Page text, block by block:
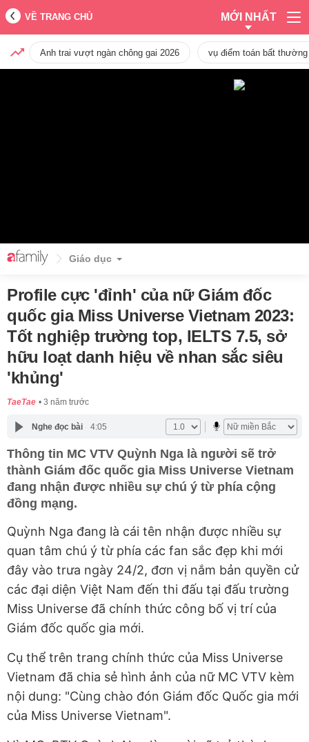
VỀ TRANG CHỦ MỚI NHẤT
Anh trai vượt ngàn chông gai 2026 vụ điểm toán bất
Giáo dục
Profile cực 'đỉnh' của nữ Giám đốc
quốc gia Miss Universe Vietnam 2023:
Tốt nghiệp trường top, IELTS 7.5, sở
hữu loạt danh hiệu về nhan sắc siêu
'khủng'
TaeTae 3 năm trước
Nghe đọc bài 4:05
Thông tin MC VTV Quỳnh Nga là người sẽ trở
thành Giám đốc quốc gia Miss Universe Vietnam
đang nhận được nhiều sự chú ý từ phía cộng
đồng mạng.
Quỳnh Nga đang là cái tên nhận được nhiều sự
quan tâm chú ý từ phía các fan sắc đẹp khi mới
đây vào trưa ngày 24/2, đơn vị nắm bản quyền cử
các đại diện Việt Nam đến thi đấu tại đấu trường
Miss Universe đã chính thức công bố vị trí của
Giám đốc quốc gia mới.
Cụ thể trên trang chính thức của Miss Universe
Vietnam đã chia sẻ hình ảnh của nữ MC VTV kèm
nội dung: "Cùng chào đón Giám đốc Quốc gia mới
của Miss Universe Vietnam".